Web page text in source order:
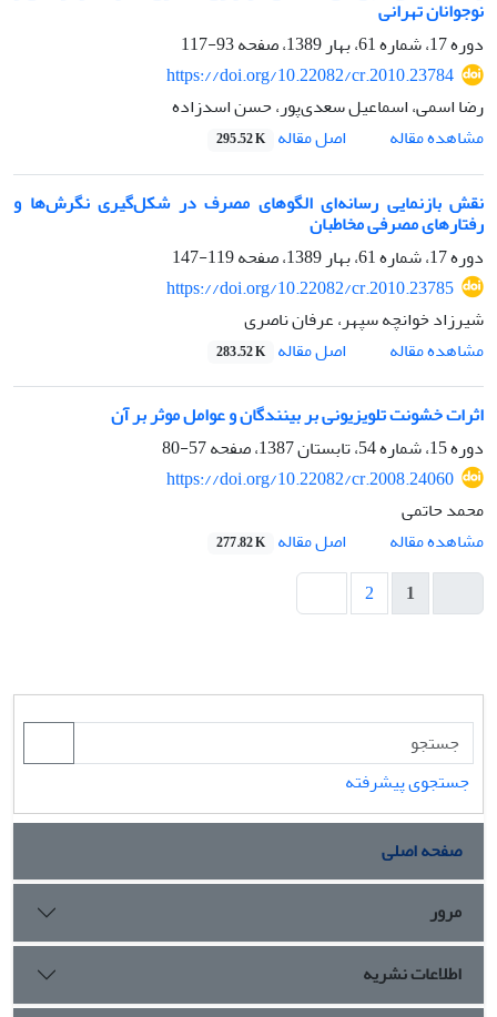
نوجوانان تهرانی
دوره 17، شماره 61، بهار 1389، صفحه
93-117
https://doi.org/10.22082/cr.2010.23784
رضا اسمی، اسماعیل سعدی‌پور، حسن اسدزاده
مشاهده مقاله
اصل مقاله 295.52 K
نقش بازنمایی رسانه‌ای الگوهای مصرف در شکل‌گیری نگرش‌ها و
رفتارهای مصرفی مخاطبان
دوره 17، شماره 61، بهار 1389، صفحه
119-147
https://doi.org/10.22082/cr.2010.23785
شیرزاد خوانچه سپهر، عرفان ناصری
مشاهده مقاله
اصل مقاله 283.52 K
اثرات خشونت تلویزیونی بر بینندگان و عوامل موثر بر آن
دوره 15، شماره 54، تابستان 1387، صفحه
57-80
https://doi.org/10.22082/cr.2008.24060
محمد حاتمی
مشاهده مقاله
اصل مقاله 277.82 K
1
2
جستجوی پیشرفته
صفحه اصلی
مرور
اطلاعات نشریه